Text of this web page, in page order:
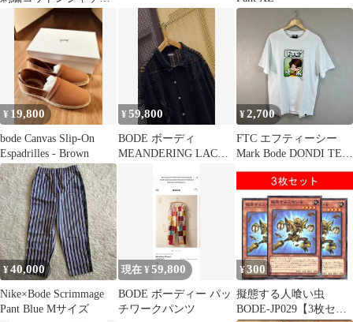
ト internationalnews
¥ 19,800
bode Canvas Slip-On
Espadrilles - Brown
¥59,800
BODE ボーディ
MEANDERING LACE
¥2,700
FTC エフティーシー
Mark Bode DONDI TEE
Tシャツ ホワイト Lサ
イズ プリント 半袖 コ
ットン シミあり ストリ
ート メンズ
¥40,000
Nike×Bode Scrimmage
Pant Blue Mサイズ
現在 ¥59,800
BODE ボーディー パッ
チワークパンツ
¥300
擬態する人喰い虫
BODE-JP029【3枚セッ